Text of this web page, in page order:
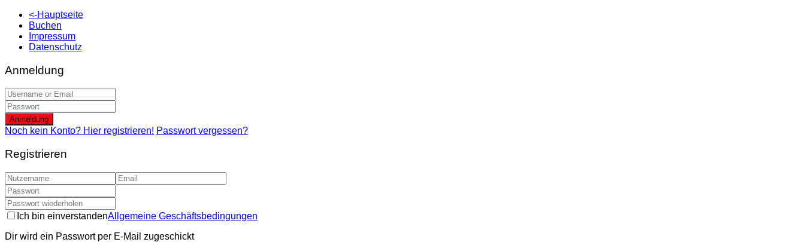
<-Hauptseite
Buchen
Impressum
Datenschutz
Anmeldung
Anmeldung
Noch kein Konto? Hier registrieren! Passwort vergessen?
Registrieren
Ich bin einverstandenAllgemeine Geschäftsbedingungen
Dir wird ein Passwort per E-Mail zugeschickt